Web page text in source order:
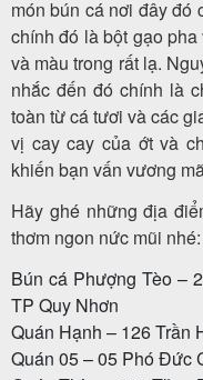
món bún cá nơi đây đó
chính đó là bột gạo
và màu trong rất lạ.
nhắc đến đó chính là
toàn từ cá tươi và các
vị cay cay của ớt và
khiến bạn vấn vương
Hãy ghé những địa
thơm ngon nức mũi nhé:
Bún cá Phượng Tèo –
TP Quy Nhơn
Quán Hạnh – 126 Trần
Quán 05 – 05 Phó Đức